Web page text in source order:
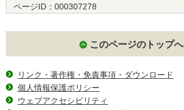
ページID： 000307278
このページのトップへ
リンク・著作権・免責事項・ダウンロード
個人情報保護ポリシー
ウェブアクセシビリティ